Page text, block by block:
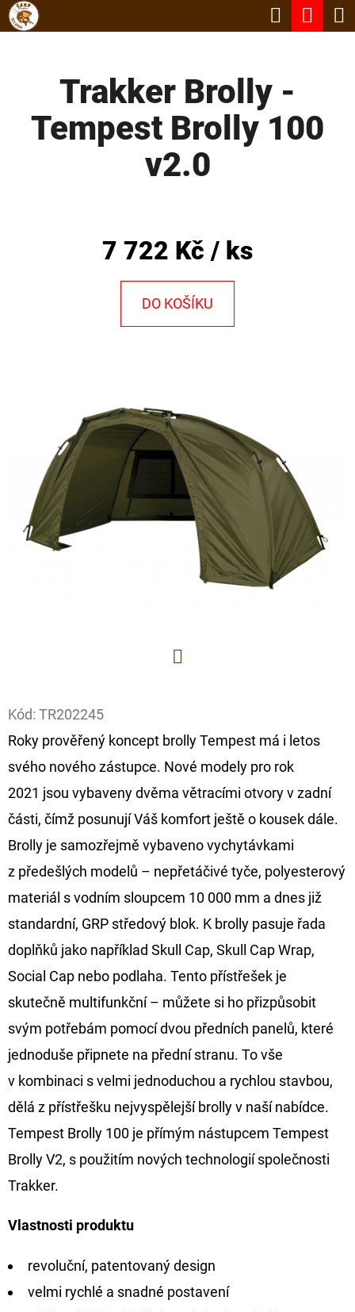
Přejít
Hledat
Trakker Brolly -
Tempest Brolly 100
v2.0
7 722 Kč / ks
DO KOŠÍKU
Kód: TR202245
Roky prověřený koncept brolly Tempest má i letos
svého nového zástupce. Nové modely pro rok
2021 jsou vybaveny dvěma větracími otvory v zadní
části, čímž posunují Váš komfort ještě o kousek dále.
Brolly je samozřejmě vybaveno vychytávkami
z předešlých modelů – nepřetáčivé tyče, polyesterový
materiál s vodním sloupcem 10 000 mm a dnes již
standardní, GRP středový blok. K brolly pasuje řada
doplňků jako například Skull Cap, Skull Cap Wrap,
Social Cap nebo podlaha. Tento přístřešek je
skutečně multifunkční – můžete si ho přizpůsobit
svým potřebám pomocí dvou předních panelů, které
jednoduše připnete na přední stranu. To vše
v kombinaci s velmi jednoduchou a rychlou stavbou,
dělá z přístřešku nejvyspělejší brolly v naší nabídce.
Tempest Brolly 100 je přímým nástupcem Tempest
Brolly V2, s použitím nových technologií společnosti
Trakker.
Vlastnosti produktu
revoluční, patentovaný design
velmi rychlé a snadné postavení
K
O
D
O
P
O
R
U
Č
U
E
M
E
FOX
SUB
FLOAT
202
Kč
Původně:
225
Kč